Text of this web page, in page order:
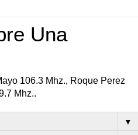
Una
106.3 Mhz., Roque Perez
Mhz..
▼